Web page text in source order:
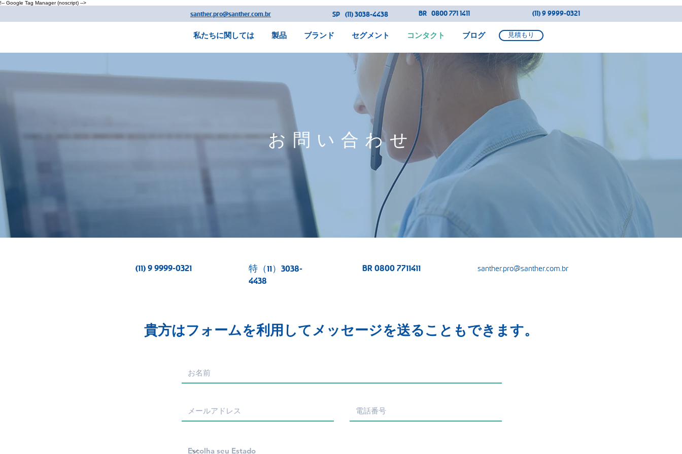
!-- Google Tag Manager (noscript) -->
santher.pro@santher.com.br SP (11) 3038-4438 BR 0800 771 1411 (11) 9 9999-0321
私たちに関しては 製品 ブランド セグメント コンタクト ブログ 見積もり
お問い合わせ
(11) 9 9999-0321
特（11）3038-
4438
BR 0800 7711411 santher.pro@santher.com.br
貴方はフォームを利用してメッセージを送ることもできます。